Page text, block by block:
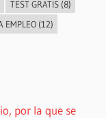
TEST GRATIS(8)
EMPLEO(12)
por la que se